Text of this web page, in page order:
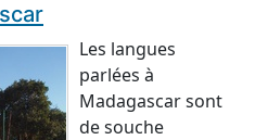
Les langues
parlées à
Madagascar sont
de souche